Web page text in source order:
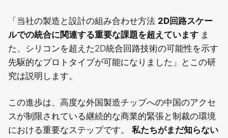
「当社の製造と設計の組み合わせ方法 2D回路スケー
ルでの統合に関連する重要な課題を超えています ま
た、シリコンを超えた2D統合回路技術の可能性を示す
先駆的なプロトタイプが可能になりました」とこの研
究は説明します。
この進歩は、高度な外国製造チップへの中国のアクセ
スが制限されている継続的な商業的緊張と制裁の環境
における重要なステップです。 私たちがまだ知らない